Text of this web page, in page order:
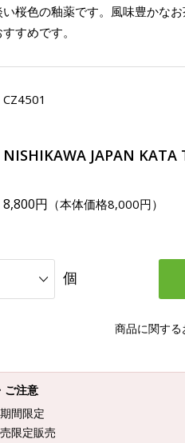
桜色の釉薬です。風味豊かな
すめです。
CZ4501
NISHIKAWA JAPAN KATA
8,800円 （本体価格8,000円）
個
商品に関す
ご注意
間限定
限定販売